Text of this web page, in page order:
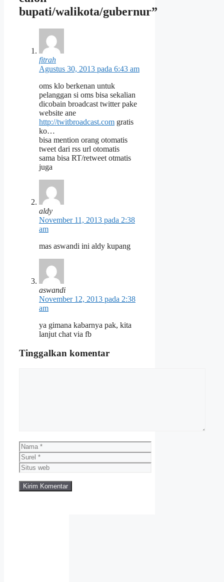
bupati/walikota/gubernur”
fitrah
Agustus 30, 2013 pada 6:43 am
oms klo berkenan untuk
pelanggan si oms bisa sekalian
dicobain broadcast twitter pake
website ane
http://twitbroadcast.com gratis
ko…
bisa mention orang otomatis
tweet dari rss url otomatis
sama bisa RT/retweet otmatis
juga
aldy
November 11, 2013 pada 2:38
am
mas aswandi ini aldy kupang
aswandi
November 12, 2013 pada 2:38
am
ya gimana kabarnya pak, kita
lanjut chat via fb
Tinggalkan komentar
Nama
Surel
Situs
web